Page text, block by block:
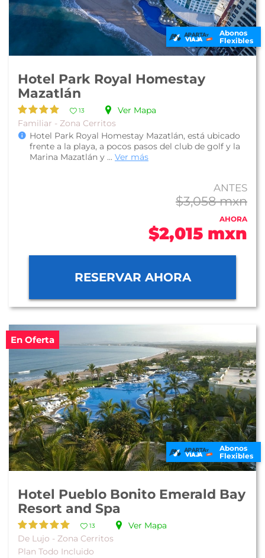
Abonos
Flexibles
Hotel Park Royal Homestay
Mazatlán
13
Ver Mapa
Familiar - Zona Cerritos
Hotel Park Royal Homestay Mazatlán, está ubicado
frente a la playa, a pocos pasos del club de golf y la
Marina Mazatlán y ... Ver más
ANTES
$3,058 mxn
AHORA
$2,015 mxn
RESERVAR AHORA
En Oferta
Abonos
Flexibles
Hotel Pueblo Bonito Emerald Bay
Resort and Spa
13
Ver Mapa
De Lujo - Zona Cerritos
Plan Todo Incluido